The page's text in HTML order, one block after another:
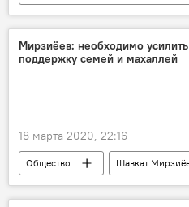
Общество
Коронавирус
Узбекистан
Эпидемия
Мирзиёев: необходимо усилить
поддержку семей и махаллей
18 марта 2020, 22:16
Общество Шавкат
махалля
Президент